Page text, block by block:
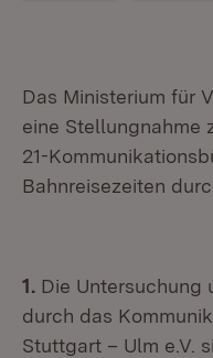
Das Ministerium für
eine Stellungnahme
21-
Bahnreisezeiten
1. Die Untersuchung
durch das
Stuttgart – Ulm e.V.